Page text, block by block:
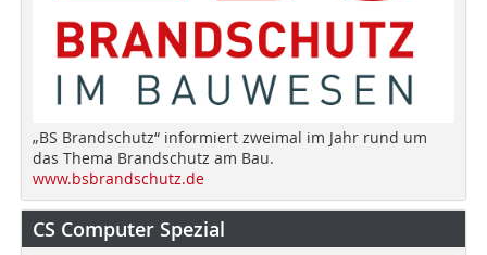
„BS Brandschutz“ informiert zweimal im Jahr rund um
das Thema Brandschutz am Bau.
www.bsbrandschutz.de
CS Computer Spezial